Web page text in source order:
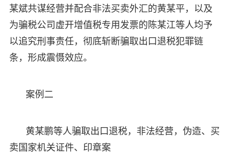
某斌共谋经营并配合非法买卖外汇的黄某平，以及
为骗税公司虚开增值税专用发票的陈某江等人均予
以追究刑事责任，彻底斩断骗取出口退税犯罪链
条，形成震慑效应。
案例二
黄某鹏等人骗取出口退税，非法经营，伪造、买
卖国家机关证件、印章案